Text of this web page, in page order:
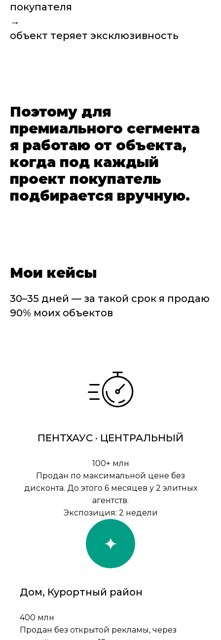
покупателя
→
объект теряет эксклюзивность
Поэтому для
премиального сегмента
я работаю от объекта,
когда под каждый
проект покупатель
подбирается вручную.
Мои кейсы
30–35 дней — за такой срок я продаю
90% моих объектов
ПЕНТХАУС · ЦЕНТРАЛЬНЫЙ
100+ млн
Продан по максимальной цене без
дисконта. До этого 6 месяцев у 2 элитных
агентств.
Экспозиция: 2 недели
Дом, Курортный район
400 млн
Продан без открытой рекламы, через